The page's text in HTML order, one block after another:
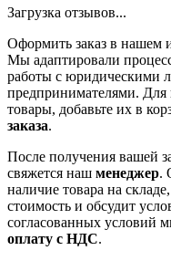
Загрузка отзывов...
Оформить заказ в нашем
Мы адаптировали
работы с юридическими
предпринимателями. Для
товары, добавьте их в
заказа.
После получения вашей
свяжется наш менеджер.
наличие товара на
стоимость и обсудит
согласованных условий
оплату с НДС.